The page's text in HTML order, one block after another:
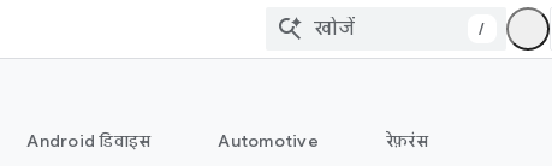
/
Android डिवाइस Automotive रेफ़रंस